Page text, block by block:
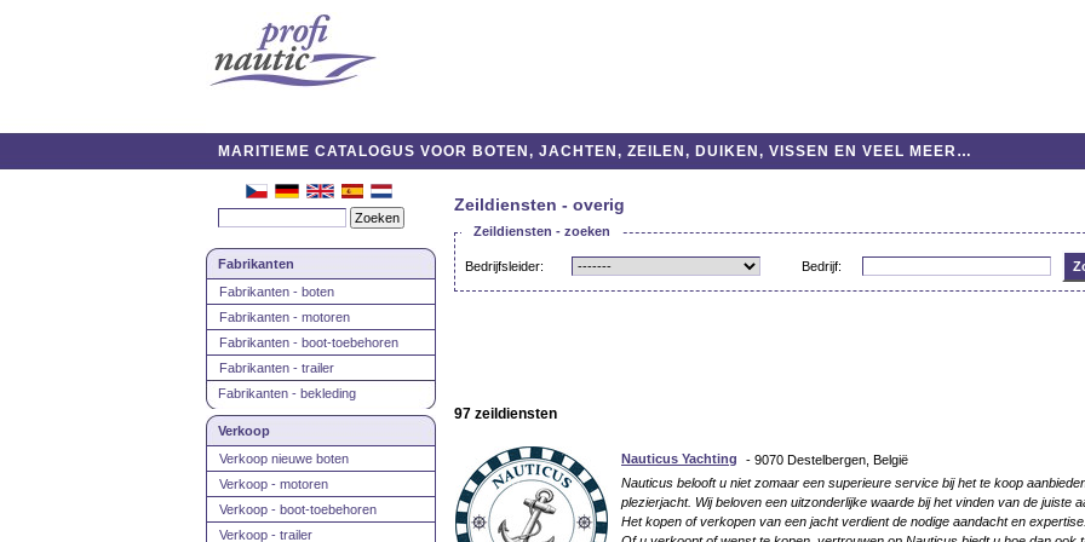
MARITIEME CATALOGUS VOOR BOTEN, JACHTEN, ZEILEN, DUIKEN, VISSEN EN VEEL MEER…
Fabrikanten
Fabrikanten - boten
Fabrikanten - motoren
Fabrikanten - boot-toebehoren
Fabrikanten - trailer
Fabrikanten - bekleding
Verkoop
Verkoop nieuwe boten
Verkoop - motoren
Verkoop - boot-toebehoren
Verkoop - trailer
Zeildiensten - overig
Zeildiensten - zoeken
Bedrijfsleider: Bedrijf:
97 zeildiensten
Nauticus Yachting
- 9070 Destelbergen, België
Nauticus belooft u niet zomaar een superieure service bij het te koop
plezierjacht. Wij beloven een uitzonderlijke waarde bij het vinden van de juiste
Het kopen of verkopen van een jacht verdient de nodige aandacht en expertise.